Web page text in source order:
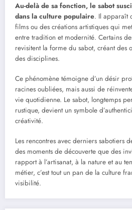
Au-delà de sa fonction, le sabot
dans la culture populaire. Il apparaît
films ou des créations artistiques qui
entre tradition et modernité. Certains
revisitent la forme du sabot, créant des
des disciplines.
Ce phénomène témoigne d’un désir
racines oubliées, mais aussi de
vie quotidienne. Le sabot, longtemps
rustique, devient un symbole
créativité.
Les rencontres avec derniers sabotiers
des moments de découverte que des
rapport à l’artisanat, à la nature et au
métier, c’est tout un pan de la culture
visibilité.